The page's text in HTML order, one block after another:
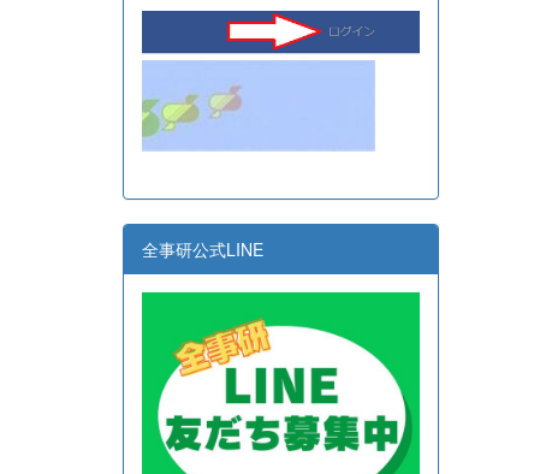
全事研公式LINE